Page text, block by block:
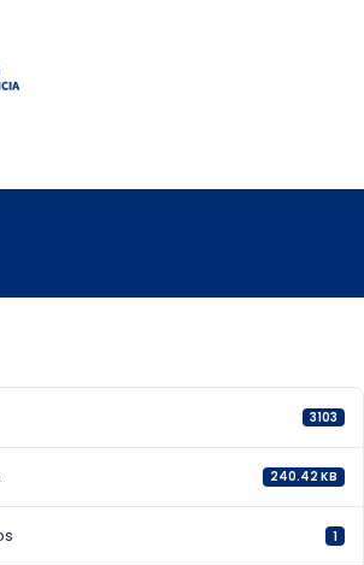
3103
240.42 KB
1